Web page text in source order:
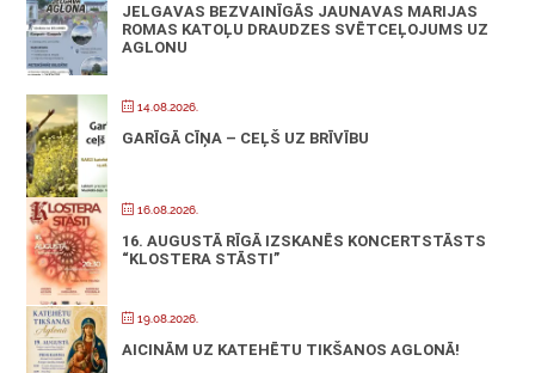
JELGAVAS BEZVAINĪGĀS JAUNAVAS MARIJAS
ROMAS KATOĻU DRAUDZES SVĒTCEĻOJUMS UZ
AGLONU
14.08.2026.
GARĪGĀ CĪŅA – CEĻŠ UZ BRĪVĪBU
16.08.2026.
16. AUGUSTĀ RĪGĀ IZSKANĒS KONCERTSTĀSTS
“KLOSTERA STĀSTI”
19.08.2026.
AICINĀM UZ KATEHĒTU TIKŠANOS AGLONĀ!